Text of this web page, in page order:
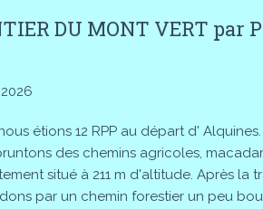
DU MONT VERT par
étions 12 RPP au départ d'
des chemins agricoles,
situé à 211 m d'altitude. Après
par un chemin forestier un peu